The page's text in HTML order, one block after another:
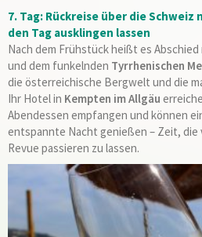
7. Tag: Rückreise über die Schweiz
den Tag ausklingen lassen
Nach dem Frühstück heißt es Abschied
und dem funkelnden Tyrrhenischen
die österreichische Bergwelt und die
Ihr Hotel in Kempten im Allgäu
Abendessen empfangen und können
entspannte Nacht genießen – Zeit, die
Revue passieren zu lassen.